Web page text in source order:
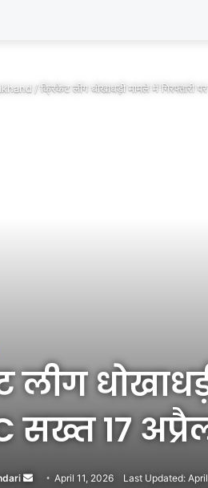
/क्रिकेट लीग धोखाधड़ी मामले में गिरफ्तारी
लीग
सख्त 17
Send April 11, 2026 Last Updated: